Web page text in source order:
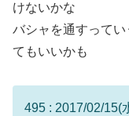
けないかな
バシャを通すって
てもいいかも
495 : 2017/02/15(